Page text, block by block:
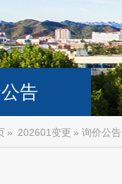
告
» 202601变更 » 询价公告